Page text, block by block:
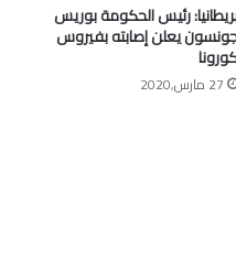
رئيس الحكومة بوريس
يعلن إصابته بفيروس
27 مارس,2020